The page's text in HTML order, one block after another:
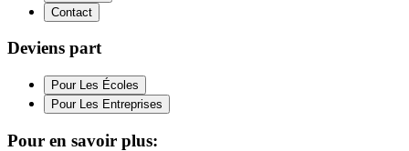
Contact
Deviens part
Pour Les Écoles
Pour Les Entreprises
Pour en savoir plus: